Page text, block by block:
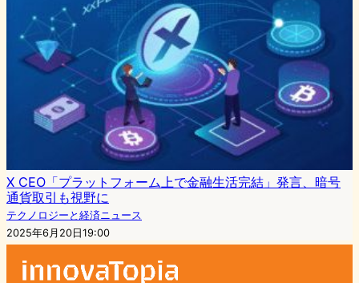
X CEO「プラットフォーム上で金融生活完結」発言、暗号
通貨取引も視野に
テクノロジーと経済ニュース
2025年6月20日19:00